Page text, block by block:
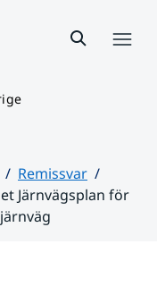
Remissvar
Järnvägsplan för